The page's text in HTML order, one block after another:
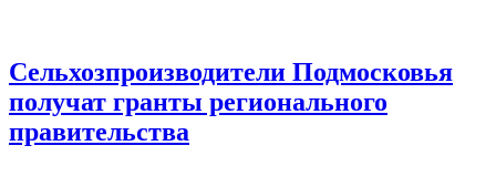
Сельхозпроизводители Подмосковья
получат гранты регионального
правительства